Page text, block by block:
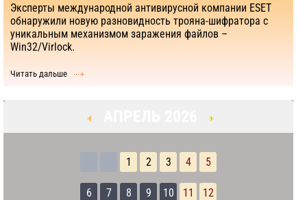
Эксперты международной антивирусной компании ESET
обнаружили новую разновидность трояна-шифратора с
уникальным механизмом заражения файлов –
Win32/Virlock.
Читать дальше
АПРЕЛЬ 2026
1 2 3 4 5
6 7 8 9 10 11 12